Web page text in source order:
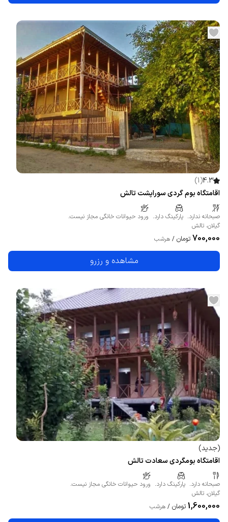
4.3
(
1
)
اقامتگاه بوم گردی سوراپشت تالش
صبحانه ندارد. پارکینگ دارد. ورود حیوانات خانگی مجاز نیست.
گیلان، تالش
700,000 تومان / هرشب
مشاهده و رزرو
(جدید)
اقامتگاه بومگردی سعادت تالش
صبحانه دارد. پارکینگ دارد. ورود حیوانات خانگی مجاز نیست.
گیلان، تالش
1,600,000 تومان / هرشب